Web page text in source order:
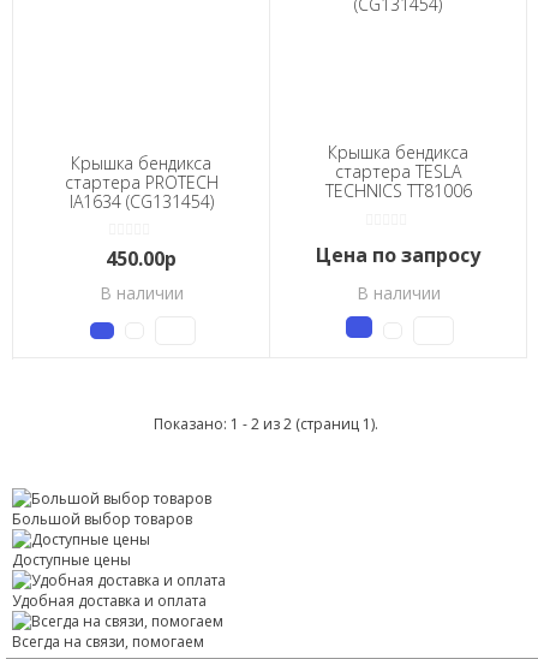
Крышка бендикса
стартера PROTECH
IA1634 (CG131454)
450.00р
В наличии
Крышка бендикса
стартера TESLA
TECHNICS TT81006
Цена по запросу
В наличии
Показано: 1 - 2 из 2 (страниц 1).
Большой выбор товаров
Доступные цены
Удобная доставка и оплата
Всегда на связи, помогаем